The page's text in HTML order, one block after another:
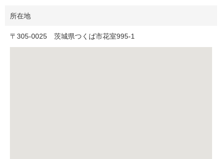
所在地
〒 305-0025 茨城県つくば市花室995-1